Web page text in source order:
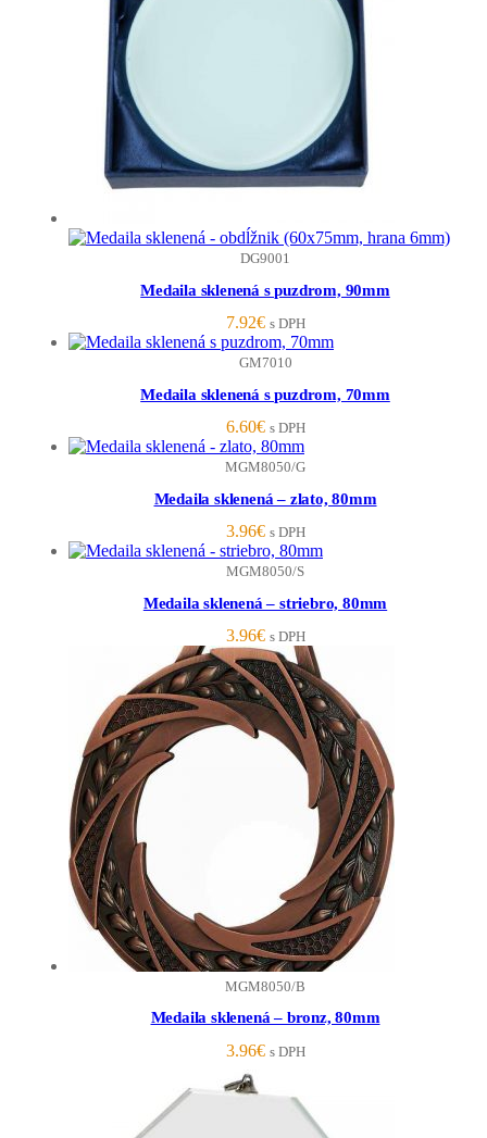
DG9001
Medaila sklenená s puzdrom, 90mm
7.92€ s DPH
GM7010
Medaila sklenená s puzdrom, 70mm
6.60€ s DPH
MGM8050/G
Medaila sklenená – zlato, 80mm
3.96€ s DPH
MGM8050/S
Medaila sklenená – striebro, 80mm
3.96€ s DPH
MGM8050/B
Medaila sklenená – bronz, 80mm
3.96€ s DPH